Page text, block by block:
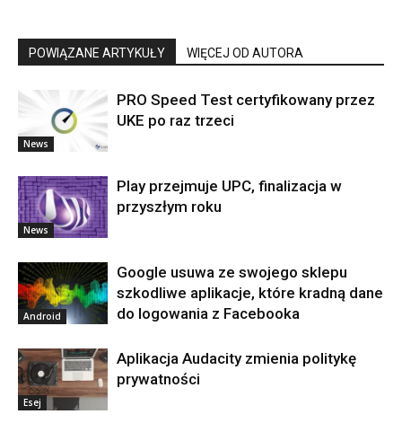
POWIĄZANE ARTYKUŁY WIĘCEJ OD AUTORA
News
PRO Speed Test certyfikowany przez
UKE po raz trzeci
News
Play przejmuje UPC, finalizacja w
przyszłym roku
Android
Google usuwa ze swojego sklepu
szkodliwe aplikacje, które kradną dane
do logowania z Facebooka
Esej
Aplikacja Audacity zmienia politykę
prywatności